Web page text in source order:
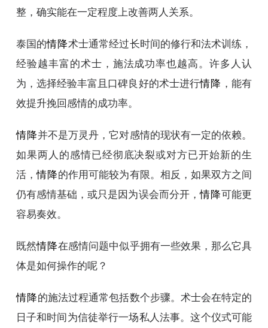
整，确实能在一定程度上改善两人关系。
泰国的情降术士通常经过长时间的修行和法术训练，
经验越丰富的术士，施法成功率也越高。许多人认
为，选择经验丰富且口碑良好的术士进行情降 ，能有
效提升挽回感情的成功率。
情降并不是万灵丹，它对感情的现状有一定的依赖。
如果两人的感情已经彻底决裂或对方已开始新的生
活，情降的作用可能较为有限。相反，如果双方之间
仍有感情基础，或只是因为误会而分开，情降可能更
容易奏效。
既然情降在感情问题中似乎拥有一些效果，那么它具
体是如何操作的呢？
情降的施法过程通常包括数个步骤。术士会在特定的
日子和时间为信徒举行一场私人法事。这个仪式可能